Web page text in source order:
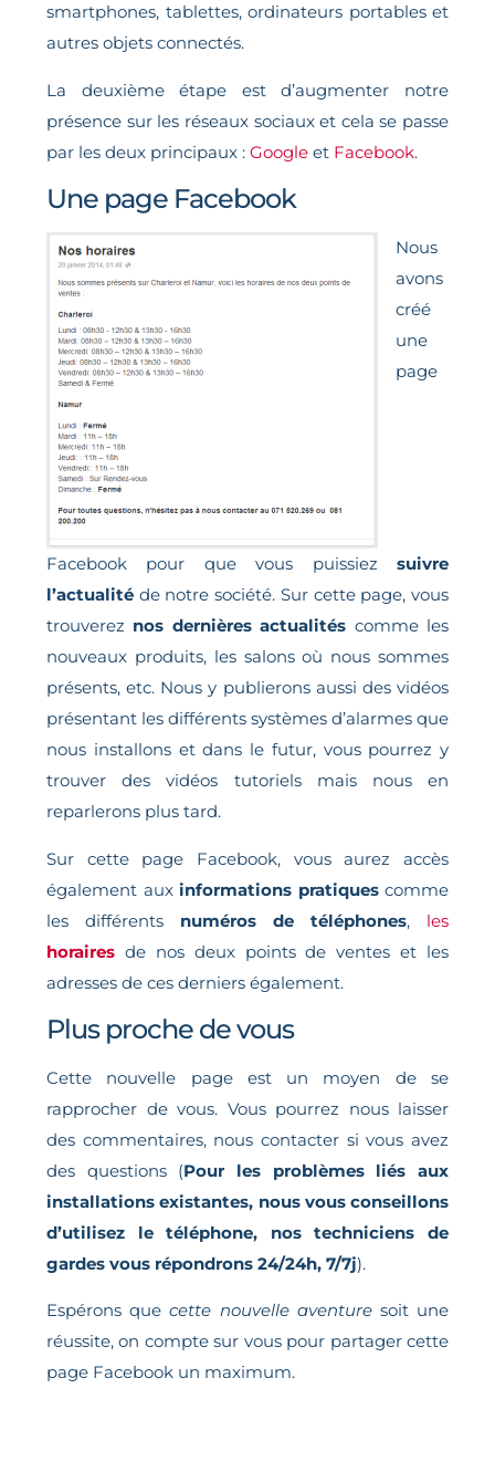
smartphones, tablettes, ordinateurs portables et
autres objets connectés.
La deuxième étape est d’augmenter notre
présence sur les réseaux sociaux et cela se passe
par les deux principaux : Google et Facebook.
Une page Facebook
Nous
avons
créé
une
page
Facebook pour que vous puissiez suivre
l’actualité de notre société. Sur cette page, vous
trouverez nos dernières actualités comme les
nouveaux produits, les salons où nous sommes
présents, etc. Nous y publierons aussi des vidéos
présentant les différents systèmes d’alarmes que
nous installons et dans le futur, vous pourrez y
trouver des vidéos tutoriels mais nous en
reparlerons plus tard.
Sur cette page Facebook, vous aurez accès
également aux informations pratiquescomme
les différents numéros de téléphones, les
horaires de nos deux points de ventes et les
adresses de ces derniers également.
Plus proche de vous
Cette nouvelle page est un moyen de se
rapprocher de vous. Vous pourrez nous laisser
des commentaires, nous contacter si vous avez
des questions (Pour les problèmes liés aux
installations existantes, nous vous conseillons
d’utilisez le téléphone, nos techniciens de
gardes vous répondrons 24/24h, 7/7j).
Espérons quecette nouvelle aventuresoit une
réussite, on compte sur vous pour partager cette
page Facebook un maximum.